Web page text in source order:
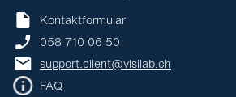
Kontaktformular
058 710 06 50
support.client@visilab.ch
FAQ